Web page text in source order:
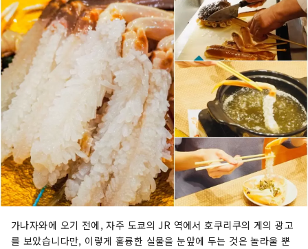
가나자와에 오기 전에, 자주 도쿄의 JR 역에서 호쿠리쿠의 게의 광고
를 보았습니다만, 이렇게 훌륭한 실물을 눈앞에 두는 것은 놀라울 뿐